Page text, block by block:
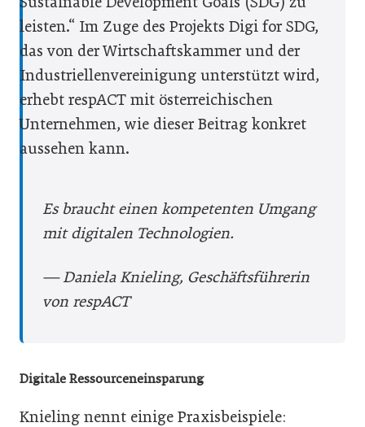
leisten.“ Im Zuge des Projekts Digi for SDG,
das von der Wirtschaftskammer und der
Industriellenvereinigung unterstützt wird,
erhebt respACT mit österreichischen
Unternehmen, wie dieser Beitrag konkret
aussehen kann.
Es braucht einen kompetenten ­Umgang
mit ­digitalen Technologien.
— Daniela Knieling, Geschäftsführerin
von respACT
Digitale Ressourceneinsparung
Knieling nennt einige Praxisbeispiele: